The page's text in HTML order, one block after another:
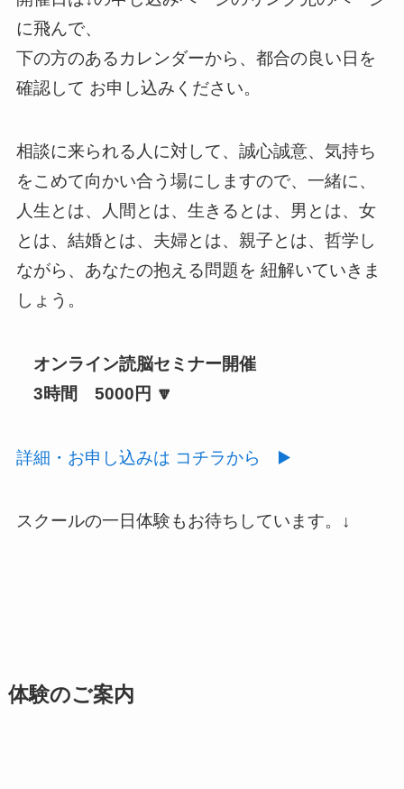
に飛んで、
下の方のあるカレンダーから、都合の良い日を
確認して お申し込みください。
相談に来られる人に対して、誠心誠意、気持ち
をこめて向かい合う場にしますので、一緒に、
人生とは、人間とは、生きるとは、男とは、女
とは、結婚とは、夫婦とは、親子とは、哲学し
ながら、あなたの抱える問題を 紐解いていきま
しょう。
オンライン読脳セミナー開催
3時間 5000円 🔽
詳細・お申し込みは コチラから ▶️
スクールの一日体験もお待ちしています。↓
体験のご案内